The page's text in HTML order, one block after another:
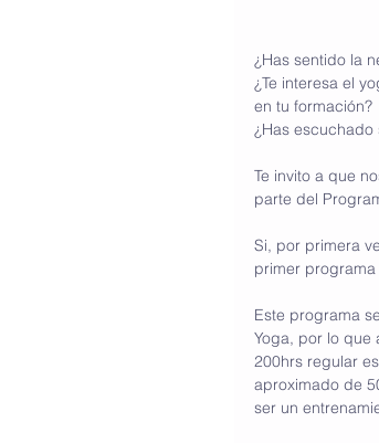
¿Has sentido la
¿Te interesa el
en tu formación?
¿Has
Te invito a que
parte del
Si, por primera
primer
Este programa
Yoga, por lo que
200hrs regular
aproximado de
ser un